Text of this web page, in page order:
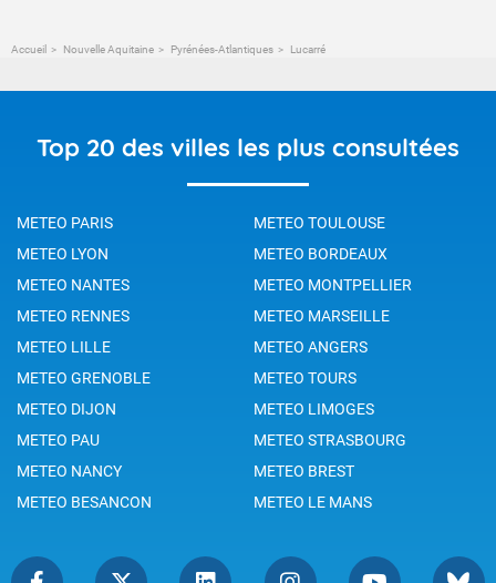
Accueil Nouvelle Aquitaine Pyrénées-Atlantiques Lucarré
Top 20 des villes les plus consultées
METEO PARIS
METEO TOULOUSE
METEO LYON
METEO BORDEAUX
METEO NANTES
METEO MONTPELLIER
METEO RENNES
METEO MARSEILLE
METEO LILLE
METEO ANGERS
METEO GRENOBLE
METEO TOURS
METEO DIJON
METEO LIMOGES
METEO PAU
METEO STRASBOURG
METEO NANCY
METEO BREST
METEO BESANCON
METEO LE MANS